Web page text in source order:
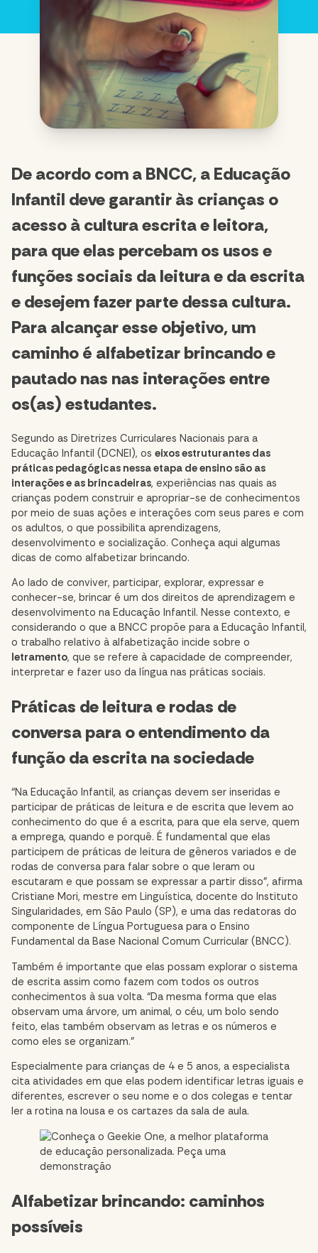
De acordo com a BNCC, a Educação
Infantil deve garantir às crianças o
acesso à cultura escrita e leitora,
para que elas percebam os usos e
funções sociais da leitura e da escrita
e desejem fazer parte dessa cultura.
Para alcançar esse objetivo, um
caminho é alfabetizar brincando e
pautado nas nas interações entre
os(as) estudantes.
Segundo as Diretrizes Curriculares Nacionais para a
Educação Infantil (DCNEI), os eixos estruturantes das
práticas pedagógicas nessa etapa de ensino são as
interações e as brincadeiras, experiências nas quais as
crianças podem construir e apropriar-se de conhecimentos
por meio de suas ações e interações com seus pares e com
os adultos, o que possibilita aprendizagens,
desenvolvimento e socialização. Conheça aqui algumas
dicas de como alfabetizar brincando.
Ao lado de conviver, participar, explorar, expressar e
conhecer-se, brincar é um dos direitos de aprendizagem e
desenvolvimento na Educação Infantil. Nesse contexto, e
considerando o que a BNCC propõe para a Educação Infantil,
o trabalho relativo à alfabetização incide sobre o
letramento, que se refere à capacidade de compreender,
interpretar e fazer uso da língua nas práticas sociais.
Práticas de leitura e rodas de
conversa para o entendimento da
função da escrita na sociedade
“Na Educação Infantil, as crianças devem ser inseridas e
participar de práticas de leitura e de escrita que levem ao
conhecimento do que é a escrita, para que ela serve, quem
a emprega, quando e porquê. É fundamental que elas
participem de práticas de leitura de gêneros variados e de
rodas de conversa para falar sobre o que leram ou
escutaram e que possam se expressar a partir disso”, afirma
Cristiane Mori, mestre em Linguística, docente do Instituto
Singularidades, em São Paulo (SP), e uma das redatoras do
componente de Língua Portuguesa para o Ensino
Fundamental da Base Nacional Comum Curricular (BNCC).
Também é importante que elas possam explorar o sistema
de escrita assim como fazem com todos os outros
conhecimentos à sua volta. “Da mesma forma que elas
observam uma árvore, um animal, o céu, um bolo sendo
feito, elas também observam as letras e os números e
como eles se organizam.”
Especialmente para crianças de 4 e 5 anos, a especialista
cita atividades em que elas podem identificar letras iguais e
diferentes, escrever o seu nome e o dos colegas e tentar
ler a rotina na lousa e os cartazes da sala de aula.
Alfabetizar brincando: caminhos
possíveis